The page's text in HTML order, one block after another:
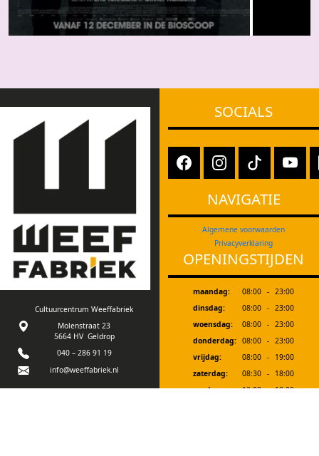
Cultuurcentrum Weeffabriek
Molenstraat 23
5664 HV Geldrop
040 – 286 91 19
info@weeffabriek.nl
SOCIALS
NAVIGATIE
Algemene voorwaarden
Privacyverklaring
OPENINGSTIJDEN
maandag: 08:00 - 23:00
dinsdag:
08:00 - 23:00
woensdag:
08:00 - 23:00
donderdag: 08:00 - 23:00
vrijdag:
08:00 -
19:00
zaterdag:
08:30 -
18:00
zondag:
12:00 - 18:00